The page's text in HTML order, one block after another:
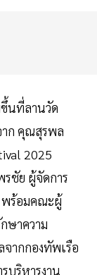
นที่ลานวัด
าก คุณสุรพล
2025
ชัย ผู้จัดการ
พร้อมคณะผู้
ษาความ
จากกองทัพเรือ
ริหารงาน